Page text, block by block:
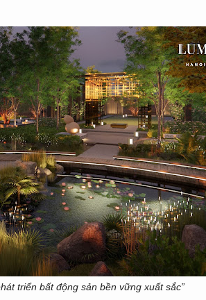
triển bất động sản bền vững xuất sắc”